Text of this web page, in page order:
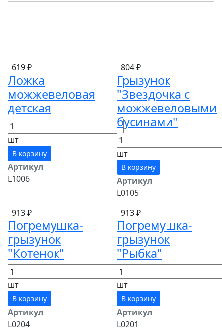
619 ₽
Ложка
можжевеловая
детская
шт
В корзину
Артикул
L1006
804 ₽
Грызунок
"Звездочка с
можжевеловыми
бусинами"
шт
В корзину
Артикул
L0105
913 ₽
Погремушка-
грызунок
"Котенок"
шт
В корзину
Артикул
L0204
913 ₽
Погремушка-
грызунок
"Рыбка"
шт
В корзину
Артикул
L0201